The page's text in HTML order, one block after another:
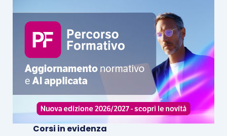
Corsi in evidenza